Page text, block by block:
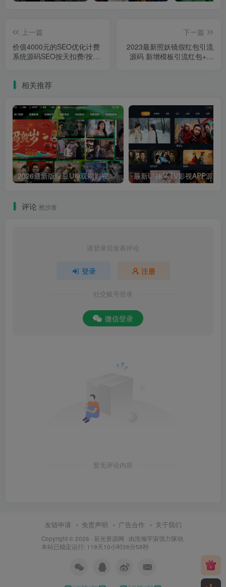
上一篇
价值4000元的SEO优化计费
系统源码SEO按天扣费/按效
下一篇
2023最新照妖镜假红包引流
源码 新增模板引流红包+恶
相关推荐
2026最新版绿豆UI9双端影视APP源码
评论 抢沙发
请登录后发表评论
登录 注册
社交账号登录
微信登录
暂无评论内容
友链申请 免责声明 广告合作 关于我们
Copyright © 2026 · 辰光资源网 · 由浩瀚宇宙强力驱动.
本站已稳定运行: 119天10小时26分59秒